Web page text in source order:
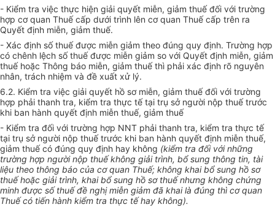
- Kiểm tra việc thực hiện giải quyết miễn, giảm thuế đối với trường
hợp cơ quan Thuế cấp dưới trình lên cơ quan Thuế cấp trên ra
Quyết định miễn, giảm thuế.
- Xác định số thuế được miễn giảm theo đúng quy định. Trường hợp
có chênh lệch số thuế được miễn giảm so với Quyết định miễn, giảm
thuế hoặc Thông báo miễn, giảm thuế thì phải xác định rõ nguyên
nhân, trách nhiệm và đề xuất xử lý.
6.2. Kiểm tra việc giải quyết hồ sơ miễn, giảm thuế đối với trường
hợp phải thanh tra, kiểm tra thực tế tại trụ sở người nộp thuế trước
khi ban hành quyết định miễn thuế, giảm thuế
- Kiểm tra đối với trường hợp NNT phải thanh tra, kiểm tra thực tế
tại trụ sở người nộp thuế trước khi ban hành quyết định miễn thuế,
giảm thuế có đúng quy định hay không (kiểm tra đối với những
trường hợp người nộp thuế không giải trình, bổ sung thông tin, tài
liệu theo thông báo của cơ quan Thuế; không khai bổsung hồ sơ
thuế hoặc giải trình, khai bổ sung hồ sơ thuế nhưng không chứng
minh được sốthuế đề nghị miễn giảm đã khai là đúng thì cơ quan
Thuế có tiến hành kiểm tra thực tế hay không).